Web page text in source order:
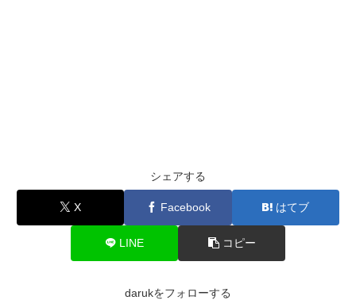
シェアする
X Facebook はてブ
LINE コピー
darukをフォローする